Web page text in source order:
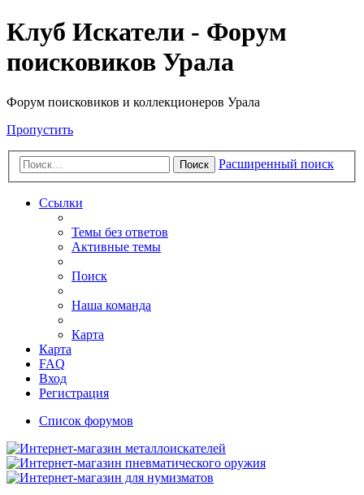
Клуб Искатели - Форум
поисковиков Урала
Форум поисковиков и коллекционеров Урала
Пропустить
Поиск Расширенный поиск
Ссылки
Темы без ответов
Активные темы
Поиск
Наша команда
Карта
Карта
FAQ
Вход
Регистрация
Список форумов